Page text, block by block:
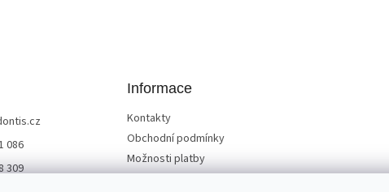
086
309
Informace
Kontakty
Obchodní podmínky
Možnosti platby